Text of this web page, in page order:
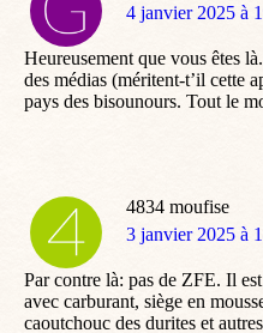
dit
4 janvier 2025 à
Heureusement que vous êtes
des médias (méritent-t’il cette
pays des bisounours. Tout le
4834 moufise
dit
3 janvier 2025 à
Par contre là: pas de ZFE. Il
avec carburant, siège en
caoutchouc des durites et